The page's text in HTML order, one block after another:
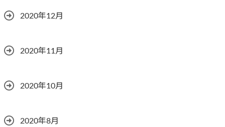
2020年12月
2020年11月
2020年10月
2020年8月